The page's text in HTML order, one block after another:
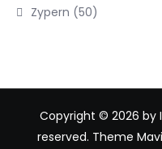
Zypern (50)
Copyright © 2026 by
reserved. Theme